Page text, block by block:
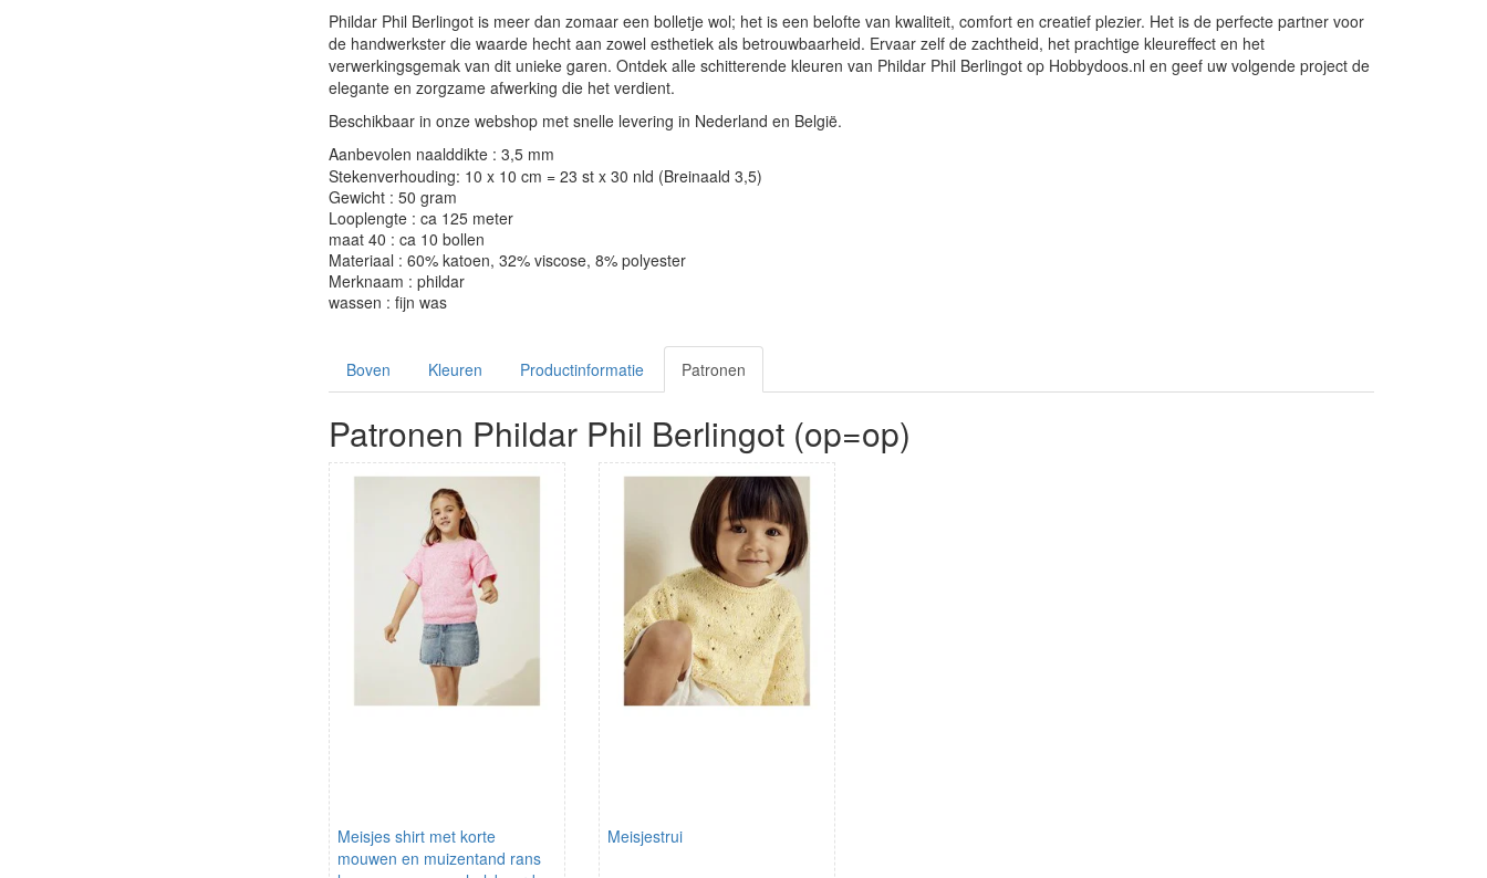
Phildar Phil Berlingot is meer dan zomaar een bolletje wol; het is een belofte van kwaliteit, comfort en creatief plezier. Het is de perfecte partner voor
de handwerkster die waarde hecht aan zowel esthetiek als betrouwbaarheid. Ervaar zelf de zachtheid, het prachtige kleureffect en het
verwerkingsgemak van dit unieke garen. Ontdek alle schitterende kleuren van Phildar Phil Berlingot op Hobbydoos.nl en geef uw volgende project de
elegante en zorgzame afwerking die het verdient.
Beschikbaar in onze webshop met snelle levering in Nederland en België.
Aanbevolen naalddikte : 3,5 mm
Stekenverhouding: 10 x 10 cm = 23 st x 30 nld (Breinaald 3,5)
Gewicht : 50 gram
Looplengte : ca 125 meter
maat 40 : ca 10 bollen
Materiaal : 60% katoen, 32% viscose, 8% polyester
Merknaam : phildar
wassen : fijn was
Boven Kleuren Productinformatie Patronen
Patronen Phildar Phil Berlingot (op=op)
Meisjes shirt met korte
mouwen en muizentand rans
Meisjestrui